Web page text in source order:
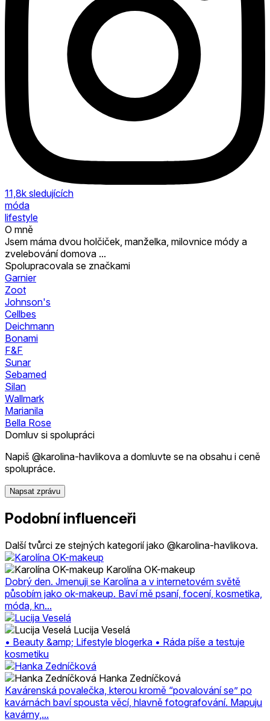
11,8k sledujících
móda
lifestyle
O mně
Jsem máma dvou holčiček, manželka, milovnice módy a
zvelebování domova ...
Spolupracovala se značkami
Garnier
Zoot
Johnson's
Cellbes
Deichmann
Bonami
F&F
Sunar
Sebamed
Silan
Wallmark
Marianila
Bella Rose
Domluv si spolupráci
Napiš @karolina-havlikova a domluvte se na obsahu i ceně
spolupráce.
Napsat zprávu
Podobní influenceři
Další tvůrci ze stejných kategorií jako @karolina-havlikova.
Karolína OK-makeup
Dobrý den. Jmenuji se Karolína a v internetovém světě
působím jako ok-makeup. Baví mě psaní, focení, kosmetika,
móda, kn...
Lucija Veselá
• Beauty &amp; Lifestyle blogerka • Ráda píše a testuje
kosmetiku
Hanka Zedníčková
Kavárenská povalečka, kterou kromě “povalování se” po
kavárnách baví spousta věcí, hlavně fotografování. Mapuju
kavárny,...